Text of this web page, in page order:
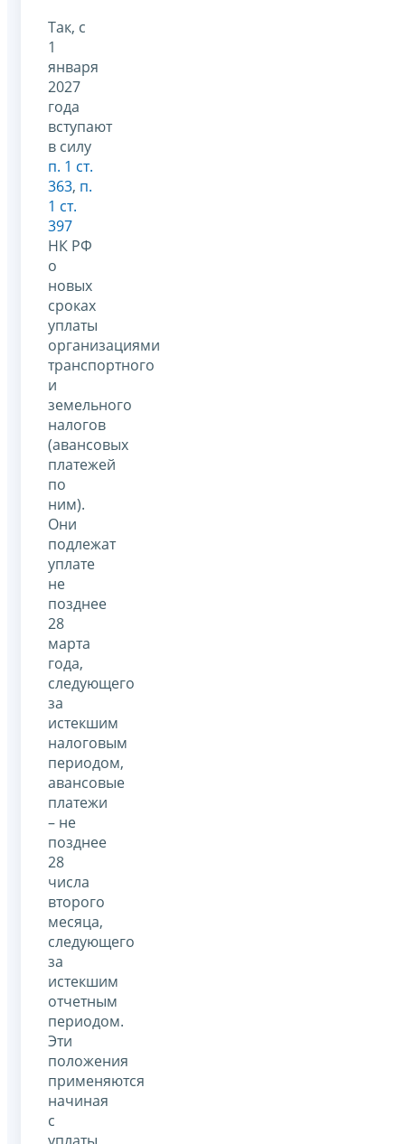
Так, с
1
января
2027
года
вступают
в силу
п. 1 ст.
363, п.
1 ст.
397
НК РФ
о
новых
сроках
уплаты
организациями
транспортного
и
земельного
налогов
(авансовых
платежей
по
ним).
Они
подлежат
уплате
не
позднее
28
марта
года,
следующего
за
истекшим
налоговым
периодом,
авансовые
платежи
– не
позднее
28
числа
второго
месяца,
следующего
за
истекшим
отчетным
периодом.
Эти
положения
применяются
начиная
с
уплаты